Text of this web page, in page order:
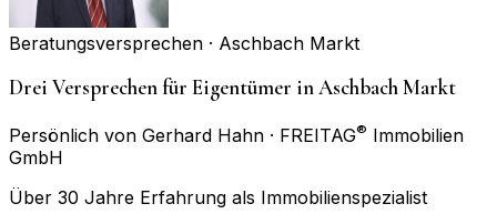
Beratungsversprechen · Aschbach Markt
Drei Versprechen für Eigentümer in Aschbach Markt
Persönlich von Gerhard Hahn · FREITAG® Immobilien
GmbH
Über 30 Jahre Erfahrung als Immobilienspezialist